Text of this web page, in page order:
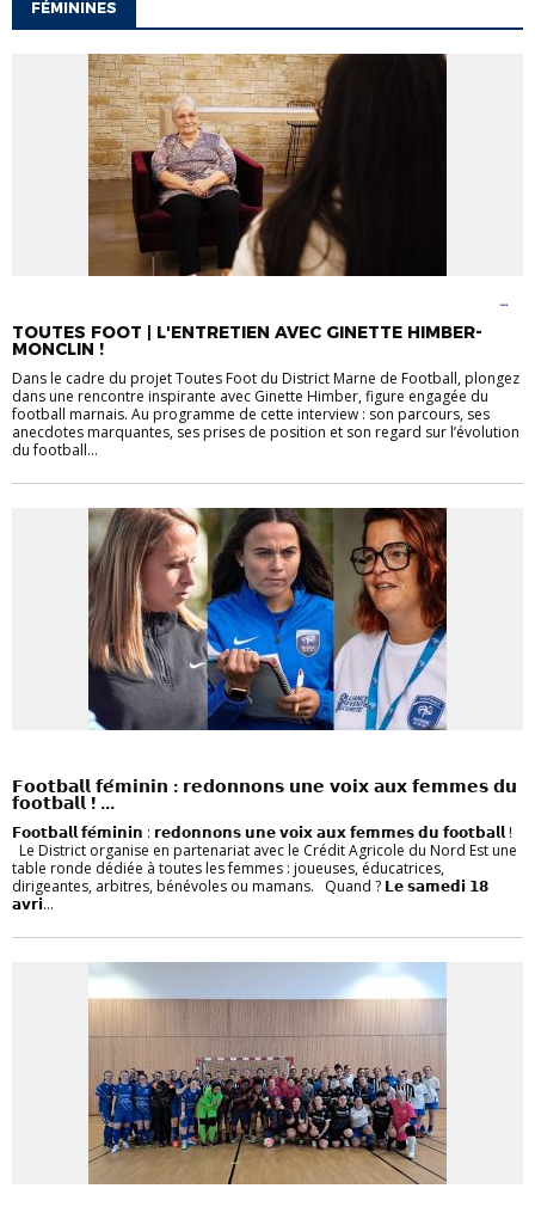
FÉMININES
TOUTES FOOT | L'ENTRETIEN AVEC GINETTE HIMBER-
MONCLIN !
Dans le cadre du projet Toutes Foot du District Marne de Football, plongez
dans une rencontre inspirante avec Ginette Himber, figure engagée du
football marnais. Au programme de cette interview : son parcours, ses
anecdotes marquantes, ses prises de position et son regard sur l’évolution
du football...
𝗙𝗼𝗼𝘁𝗯𝗮𝗹𝗹 𝗳𝗲́𝗺𝗶𝗻𝗶𝗻 : 𝗿𝗲𝗱𝗼𝗻𝗻𝗼𝗻𝘀 𝘂𝗻𝗲 𝘃𝗼𝗶𝘅 𝗮𝘂𝘅 𝗳𝗲𝗺𝗺𝗲𝘀 𝗱𝘂
𝗳𝗼𝗼𝘁𝗯𝗮𝗹𝗹 ! ...
𝗙𝗼𝗼𝘁𝗯𝗮𝗹𝗹 𝗳𝗲́𝗺𝗶𝗻𝗶𝗻 : 𝗿𝗲𝗱𝗼𝗻𝗻𝗼𝗻𝘀 𝘂𝗻𝗲 𝘃𝗼𝗶𝘅 𝗮𝘂𝘅 𝗳𝗲𝗺𝗺𝗲𝘀 𝗱𝘂 𝗳𝗼𝗼𝘁𝗯𝗮𝗹𝗹 !
Le District organise en partenariat avec le Crédit Agricole du Nord Est une
table ronde dédiée à toutes les femmes : joueuses, éducatrices,
dirigeantes, arbitres, bénévoles ou mamans. Quand ? 𝗟𝗲 𝘀𝗮𝗺𝗲𝗱𝗶 𝟭𝟴
𝗮𝘃𝗿𝗶...